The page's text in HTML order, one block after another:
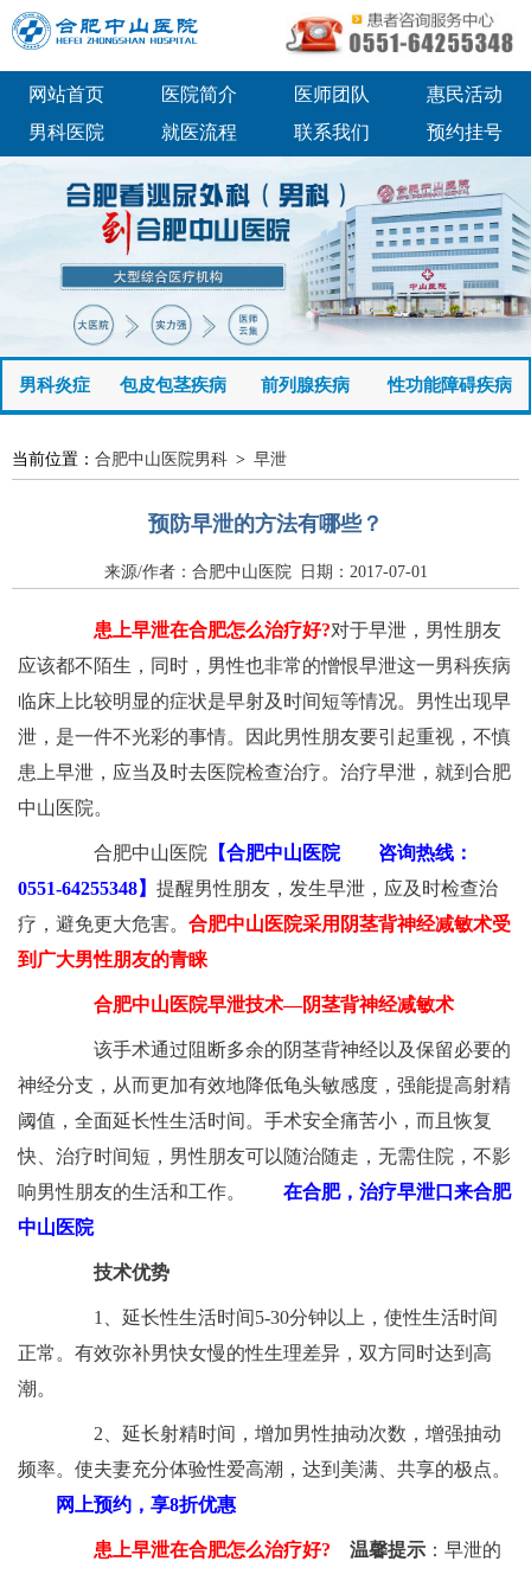
网站首页 医院简介 医师团队
惠民活动
男科医院
就医流程 联系我们 预约挂号
男科炎症 包皮包茎疾病 前列腺疾病 性功能障碍疾病
当前位置： 合肥中山医院男科 > 早泄
预防早泄的方法有哪些？
来源/作者：合肥中山医院 日期：2017-07-01
患上早泄在合肥怎么治疗好?对于早泄，男性朋友
应该都不陌生，同时，男性也非常的憎恨早泄这一男科疾病
临床上比较明显的症状是早射及时间短等情况。男性出现早
泄，是一件不光彩的事情。因此男性朋友要引起重视，不慎
患上早泄，应当及时去医院检查治疗。治疗早泄，就到合肥
中山医院。
合肥中山医院 【合肥中山医院
咨询热线：
0551-64255348】 提醒男性朋友，发生早泄，应及时检查治
疗，避免更大危害。 合肥中山医院采用阴茎背神经减敏术受
到广大男性朋友的青睐
合肥中山医院早泄技术—阴茎背神经减敏术
该手术通过阻断多余的阴茎背神经以及保留必要的
神经分支，从而更加有效地降低龟头敏感度，强能提高射精
阈值，全面延长性生活时间。手术安全痛苦小，而且恢复
快、治疗时间短，男性朋友可以随治随走，无需住院，不影
响男性朋友的生活和工作。
在合肥，治疗早泄口来合肥
中山医院
技术优势
1、延长性生活时间5-30分钟以上，使性生活时间
正常。有效弥补男快女慢的性生理差异，双方同时达到高
潮。
2、延长射精时间，增加男性抽动次数，增强抽动
频率。使夫妻充分体验性爱高潮，达到美满、共享的极点。
网上预约，享8折优惠
患上早泄在合肥怎么治疗好? 温馨提示 ：早泄的